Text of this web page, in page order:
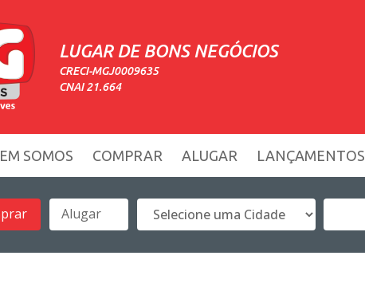
LUGAR DE BONS NEGÓCIOS
CRECI-MGJ0009635
CNAI 21.664
SOMOS COMPRAR ALUGAR LANÇAMENTOS
Alugar